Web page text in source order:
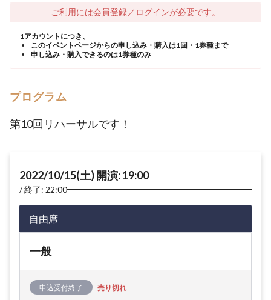
ご利用には会員登録／ログインが必要です。
1アカウントにつき、
このイベントページからの申し込み・購入は1回・1券種まで
申し込み・購入できるのは1券種のみ
プログラム
第10回リハーサルです！
2022/10/15(土) 開演: 19:00
終了: 22:00
自由席
一般
申込受付終了 売り切れ